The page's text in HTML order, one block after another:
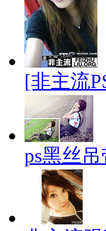
[非主流
ps黑丝